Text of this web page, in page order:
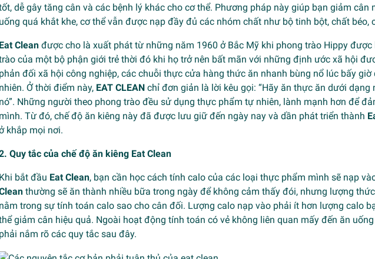
dễ gây tăng cân và các bệnh lý khác cho cơ thể. Phương pháp này giúp bạn giảm cân
uống quá khắt khe, cơ thể vẫn được nạp đầy đủ các nhóm chất như bộ tinh bột, chất béo,
Eat Clean được cho là xuất phát từ những năm 1960 ở Bắc Mỹ khi phong trào Hippy
của một bộ phận giới trẻ thời đó khi họ trở nên bất mãn với những định ước xã hội
phản đối xã hội công nghiệp, các chuỗi thực cửa hàng thức ăn nhanh bùng nổ lúc bấy giờ
nhiên. Ở thời điểm này, EAT CLEAN chỉ đơn giản là lời kêu gọi: “Hãy ăn thực ăn dưới dạng
nó”. Những người theo phong trào đều sử dụng thực phẩm tự nhiên, lành mạnh hơn để
mình. Từ đó, chế độ ăn kiêng này đã được lưu giữ đến ngày nay và dần phát triển thành
khắp mọi nơi.
Quy tắc của chế độ ăn kiêng Eat Clean
Khi bắt đầu Eat Clean, bạn cần học cách tính calo của các loại thực phẩm mình sẽ nạp
thường sẽ ăn thành nhiều bữa trong ngày để không cảm thấy đói, nhưng lượng
nằm trong sự tính toán calo sao cho cân đối. Lượng calo nạp vào phải ít hơn lượng calo
giảm cân hiệu quả. Ngoài hoạt động tính toán có vẻ không liên quan mấy đến ăn
phải nắm rõ các quy tắc sau đây.